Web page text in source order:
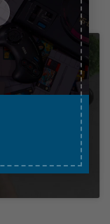
FlowBuds™!